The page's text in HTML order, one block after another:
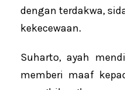
dengan terdakwa,
kekecewaan.
Suharto, ayah
memberi maaf